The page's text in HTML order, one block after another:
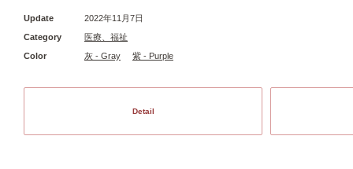
Update
2022年11月7日
Category
医療、福祉
Color
灰 - Gray 紫 - Purple
Detail